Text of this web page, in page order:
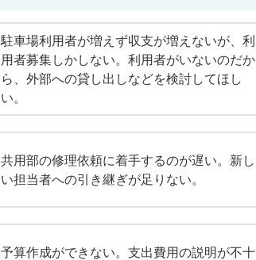
駐車場利用者が増えず収支が増えないが、利
用者募集しかしない。利用者がいないのだか
ら、外部への貸し出しなどを検討してほし
い。
共用部の修理依頼に着手するのが遅い。新し
い担当者への引き継ぎが足りない。
予算作成ができない。支出費用の説明が不十